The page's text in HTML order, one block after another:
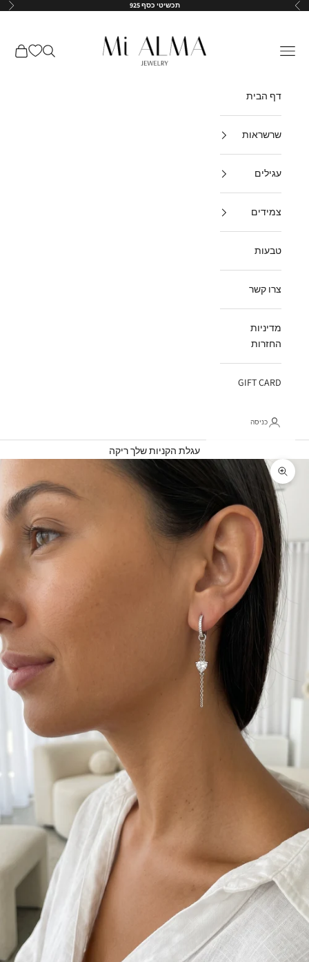
דילוג לתוכן
הקודם תכשיטי כסף 925 הבא
Mi-Alma-il
תפריט חיפוש עגלת
דף הבית
שרשראות
עגילים
צמידים
טבעות
צרו קשר
מדיניות
החזרות
GIFT CARD
כניסה
עגלת הקניות שלך ריקה
תקריב